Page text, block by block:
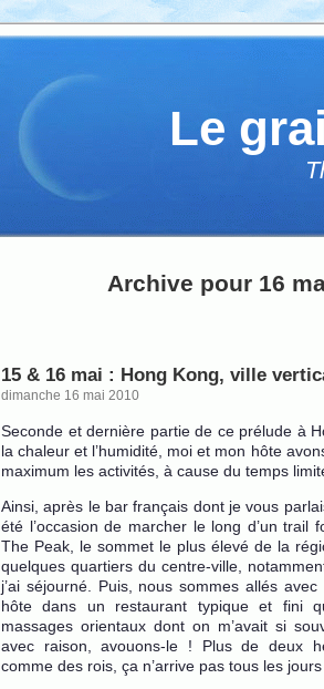
Le
Archive pour 16
15 & 16 mai : Hong Kong, ville
dimanche 16 mai 2010
Seconde et dernière partie de ce prélude à
la chaleur et l’humidité, moi et mon hôte
maximum les activités, à cause du temps
Ainsi, après le bar français dont je vous
été l’occasion de marcher le long d’un trail
The Peak, le sommet le plus élevé de la
quelques quartiers du centre-ville,
j’ai séjourné. Puis, nous sommes allés
hôte dans un restaurant typique et fini
massages orientaux dont on m’avait si
avec raison, avouons-le ! Plus de deux
comme des rois, ça n’arrive pas tous les